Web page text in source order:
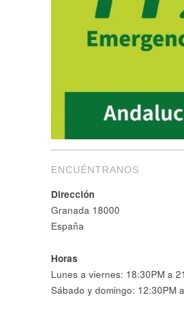
ENCUÉNTRANOS
Dirección
Granada 18000
España
Horas
Lunes a viernes: 18:30PM a
Sábado y domingo: 12:30PM